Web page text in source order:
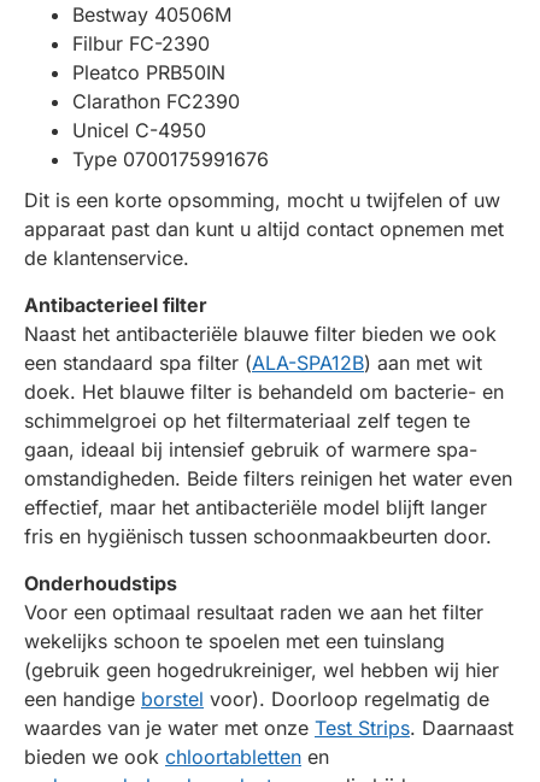
Bestway 40506M
Filbur FC-2390
Pleatco PRB50IN
Clarathon FC2390
Unicel C-4950
Type 0700175991676
Dit is een korte opsomming, mocht u twijfelen of uw
apparaat past dan kunt u altijd contact opnemen met
de klantenservice.
Antibacterieel filter
Naast het antibacteriële blauwe filter bieden we ook
een standaard spa filter (ALA-SPA12B) aan met wit
doek. Het blauwe filter is behandeld om bacterie- en
schimmelgroei op het filtermateriaal zelf tegen te
gaan, ideaal bij intensief gebruik of warmere spa-
omstandigheden. Beide filters reinigen het water even
effectief, maar het antibacteriële model blijft langer
fris en hygiënisch tussen schoonmaakbeurten door.
Onderhoudstips
Voor een optimaal resultaat raden we aan het filter
wekelijks schoon te spoelen met een tuinslang
(gebruik geen hogedrukreiniger, wel hebben wij hier
een handige borstel voor). Doorloop regelmatig de
waardes van je water met onze Test Strips. Daarnaast
bieden we ook chloortabletten en